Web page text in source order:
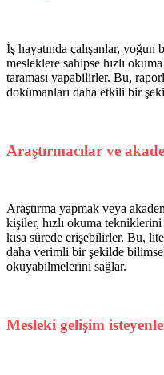
İş hayatında çalışanlar,
mesleklere sahipse hızlı
taraması yapabilirler. Bu,
dokümanları daha etkili bir
Araştırmacılar ve
Araştırma yapmak veya
kişiler, hızlı okuma
kısa sürede erişebilirler. Bu,
daha verimli bir şekilde
okuyabilmelerini sağlar.
Mesleki gelişim